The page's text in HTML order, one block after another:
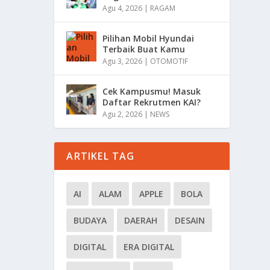
Agu 4, 2026 | RAGAM
Pilihan Mobil Hyundai
Terbaik Buat Kamu
Agu 3, 2026 | OTOMOTIF
Cek Kampusmu! Masuk
Daftar Rekrutmen KAI?
Agu 2, 2026 | NEWS
ARTIKEL TAG
AI ALAM APPLE BOLA
BUDAYA DAERAH DESAIN
DIGITAL ERA DIGITAL